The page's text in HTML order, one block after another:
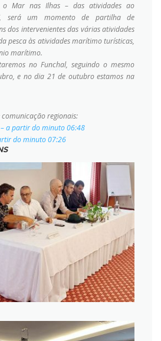
o Mar nas Ilhas – das atividades ao
será um momento de partilha de
dos intervenientes das várias atividades
pesca às atividades marítimo turísticas,
marítimo.
no Funchal, seguindo o mesmo
e no dia 21 de outubro estamos na
comunicação regionais:
– a partir do minuto 06:48
do minuto 07:26